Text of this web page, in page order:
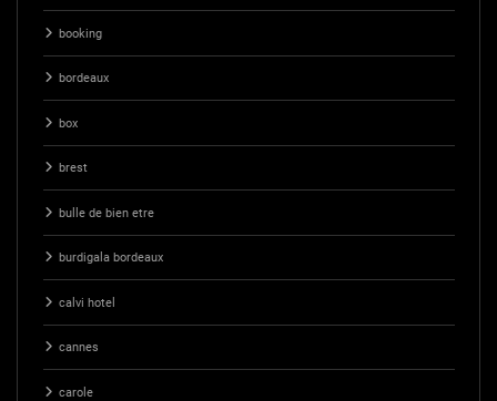
booking
bordeaux
box
brest
bulle de bien etre
burdigala bordeaux
calvi hotel
cannes
carole